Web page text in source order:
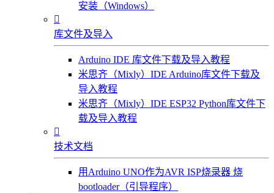
安装（Windows）

库文件及导入
Arduino IDE 库文件下载及导入教程
米思齐（Mixly）IDE Arduino库文件下载及
导入教程
米思齐（Mixly）IDE ESP32 Python库文件下
载及导入教程

技术文档
用Arduino UNO作为AVR ISP烧录器 烧
bootloader（引导程序）